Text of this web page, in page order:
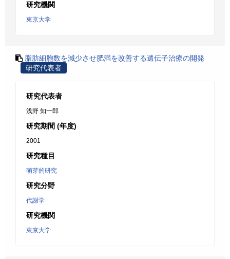
研究機関
東京大学
脂肪細胞数を減少させ肥満を改善する遺伝子治療の開発
研究代表者
研究代表者
浅野 知一郎
研究期間 (年度)
2001
研究種目
萌芽的研究
研究分野
代謝学
研究機関
東京大学